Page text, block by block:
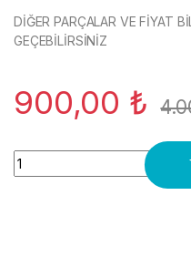
DİĞER PARÇALAR VE FİYAT
GEÇEBİLİRSİNİZ
900,00 ₺
5K4881805 KOLTUK SIRT